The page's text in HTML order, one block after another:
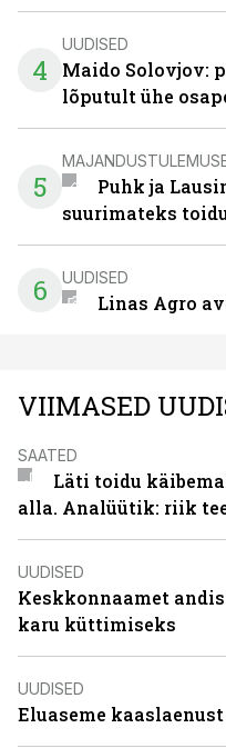
4
UUDISED
Maido Solovjov:
lõputult ühe
5
Puhk ja
suurimateks
6 UUDISED
Linas Agro
VIIMASED
SAATED
Läti toidu
alla. Analüütik: riik
UUDISED
Keskkonnaamet
karu küttimiseks
UUDISED
Eluaseme